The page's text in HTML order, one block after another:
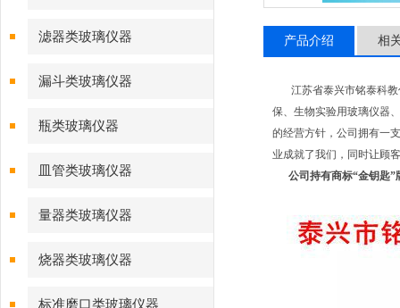
滤器类玻璃仪器
漏斗类玻璃仪器
瓶类玻璃仪器
皿管类玻璃仪器
量器类玻璃仪器
烧器类玻璃仪器
标准磨口类玻璃仪器
产品介绍 相
江苏省泰兴市铭泰科教
保、生物实验用玻璃仪器
的经营方针，公司拥有一
业成就了我们，同时让顾
公司持有商标“金钥匙